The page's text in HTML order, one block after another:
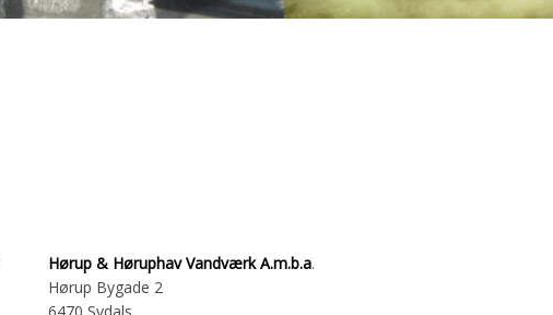
Hørup & Høruphav Vandværk A.m.b.a.
Hørup Bygade 2